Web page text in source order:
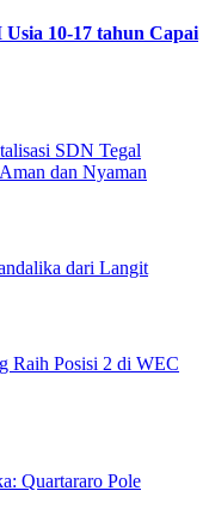
10-17 tahun Capai
SDN Tegal
dan Nyaman
dari Langit
Raih Posisi 2 di WEC
Quartararo Pole